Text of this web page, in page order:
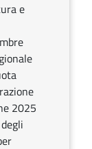
e
2025